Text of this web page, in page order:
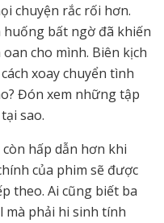
chuyện rắc rối hơn.
bất ngờ đã khiến
cho mình. Biên kịch
xoay chuyển tình
Đón xem những tập
sao.
hấp dẫn hơn khi
của phim sẽ được
theo. Ai cũng biết ba
mà phải hi sinh tính